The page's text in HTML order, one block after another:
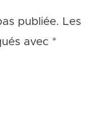
publiée. Les
avec *